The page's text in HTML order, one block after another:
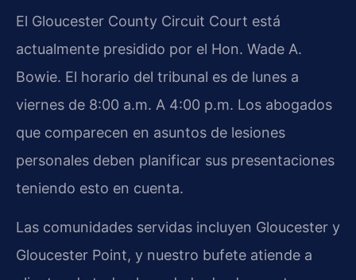
El Gloucester County Circuit Court está
actualmente presidido por el Hon. Wade A.
Bowie. El horario del tribunal es de lunes a
viernes de 8:00 a.m. A 4:00 p.m. Los abogados
que comparecen en asuntos de lesiones
personales deben planificar sus presentaciones
teniendo esto en cuenta.
Las comunidades servidas incluyen Gloucester y
Gloucester Point, y nuestro bufete atiende a